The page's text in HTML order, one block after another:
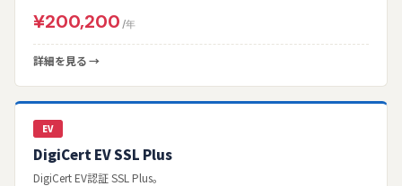
¥200,200 /年
詳細を見る →
EV
DigiCert EV SSL Plus
DigiCert EV認証 SSL Plus。